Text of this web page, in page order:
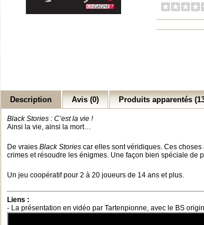
Description Avis (0) Produits apparentés
Black Stories : C’est la vie !
Ainsi la vie, ainsi la mort…
De vraies Black Stories car elles sont véridiques. Ces
crimes et résoudre les énigmes. Une façon bien spéciale de
Un jeu coopératif pour 2 à 20 joueurs de 14 ans et plus.
Liens :
- La présentation en vidéo par Tartenpionne, avec le BS